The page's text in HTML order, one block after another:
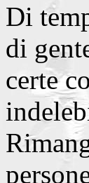
Di
di
certe